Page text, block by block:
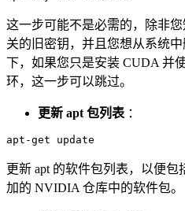
这一步可能不是必需的，除非
关的旧密钥，并且您想从系统
下，如果您只是安装 CUDA 并
环，这一步可以跳过。
更新 apt 包列表 ：
更新 apt 的软件包列表，以便包
加的 NVIDIA 仓库中的软件包。